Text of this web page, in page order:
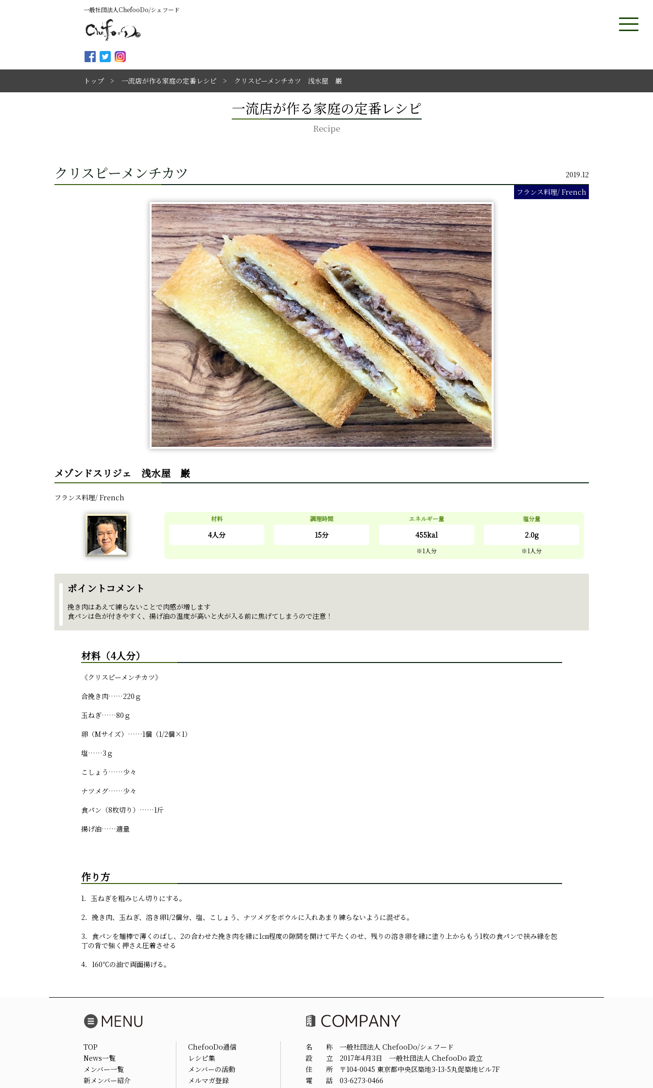
一般社団法人ChefooDo/シェフード
トップ 一流店が作る家庭の定番レシピ クリスピーメンチカツ 浅水屋 巌
一流店が作る家庭の定番レシピ
Recipe
クリスピーメンチカツ
2019.12
フランス料理/ French
メゾンドスリジェ 浅水屋 巌
フランス料理/ French
材料
4人分
調理時間
15分
エネルギー量
455kal
塩分量
2.0g
ポイントコメント
挽き肉はあえて練らないことで肉感が増します
食パンは色が付きやすく、揚げ油の温度が高いと火が入る前に焦げてしまうので注意！
材料（4人分）
《クリスピーメンチカツ》
合挽き肉……220ｇ
玉ねぎ……80ｇ
卵（Mサイズ）……1個（1/2個×1）
塩……3ｇ
こしょう……少々
ナツメグ……少々
食パン（8枚切り）……1斤
揚げ油……適量
作り方
1．玉ねぎを粗みじん切りにする。
2．挽き肉、玉ねぎ、溶き卵1/2個分、塩、こしょう、ナツメグをボウルに入れあまり練らないように混ぜる。
3．食パンを麺棒で薄くのばし、2の合わせた挽き肉を縁に1㎝程度の隙間を開けて平たくのせ、残りの溶き卵を縁に塗り上からもう1枚の食パンで挟み縁を包
丁の背で強く押さえ圧着させる
4．160℃の油で両面揚げる。
TOP
News一覧
メンバー一覧
新メンバー紹介
ChefooDo通信
レシピ集
メンバーの活動
メルマガ登録
名 称 一般社団法人 ChefooDo/シェフード
設 立 2017年4月3日 一般社団法人 ChefooDo 設立
住 所 〒104-0045 東京都中央区築地3-13-5丸促築地ビル7F
電 話 03-6273-0466